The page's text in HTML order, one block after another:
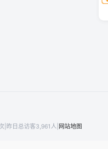
昨日总访客3,961人 网站地图